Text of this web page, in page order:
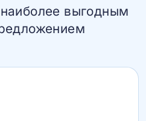
выгодным